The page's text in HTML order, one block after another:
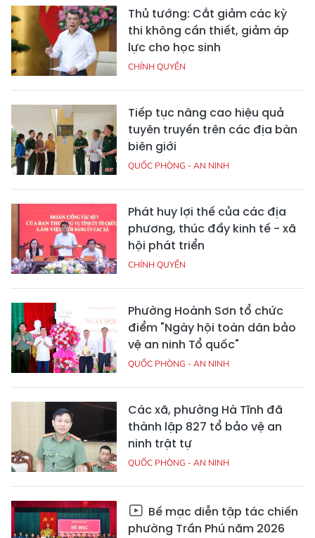
Thủ tướng: Cắt giảm các kỳ
thi không cần thiết, giảm áp
lực cho học sinh
CHÍNH QUYỀN
Tiếp tục nâng cao hiệu quả
tuyên truyền trên các địa bàn
biên giới
QUỐC PHÒNG - AN NINH
Phát huy lợi thế của các địa
phương, thúc đẩy kinh tế - xã
hội phát triển
CHÍNH QUYỀN
Phường Hoành Sơn tổ chức
điểm "Ngày hội toàn dân bảo
vệ an ninh Tổ quốc"
QUỐC PHÒNG - AN NINH
Các xã, phường Hà Tĩnh đã
thành lập 827 tổ bảo vệ an
ninh trật tự
QUỐC PHÒNG - AN NINH
Bế mạc diễn tập tác chiến
phường Trần Phú năm 2026